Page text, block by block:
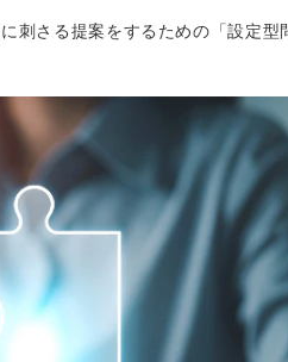
刺さる提案をするための「設定型